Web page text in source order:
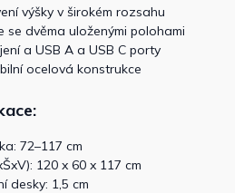
výšky v širokém rozsahu
se dvěma uloženými polohami
a USB A a USB C porty
ocelová konstrukce
72–117 cm
120 x 60 x 117 cm
desky: 1,5 cm